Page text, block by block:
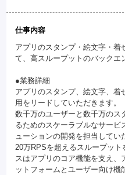
仕事内容
アプリのスタンプ・絵文字・
て、高スループットのバックエ
●業務詳細
アプリのスタンプ、絵文字、着
用をリードしていただきます。
数千万のユーザーと数千万のス
るためのスケーラブルなサービ
ューションの開発を担当してい
20万RPSを超えるスループッ
スはアプリのコア機能を支え、
ットフォームとユーザー向け